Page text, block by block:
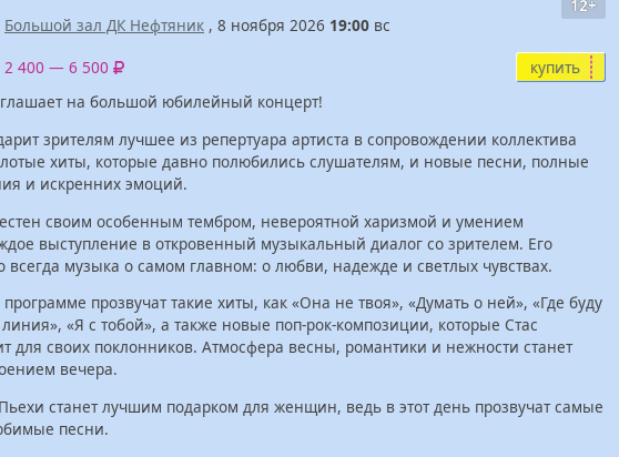
12+
Большой зал ДК Нефтяник , 8 ноября 2026 19:00 вс
2 400 — 6 500
купить
на большой юбилейный концерт!
зрителям лучшее из репертуара артиста в сопровождении коллектива
хиты, которые давно полюбились слушателям, и новые песни, полные
и искренних эмоций.
своим особенным тембром, невероятной харизмой и умением
выступление в откровенный музыкальный диалог со зрителем. Его
всегда музыка о самом главном: о любви, надежде и светлых чувствах.
прозвучат такие хиты, как «Она не твоя», «Думать о ней», «Где буду
«Я с тобой», а также новые поп-рок-композиции, которые Стас
для своих поклонников. Атмосфера весны, романтики и нежности станет
вечера.
станет лучшим подарком для женщин, ведь в этот день прозвучат самые
песни.